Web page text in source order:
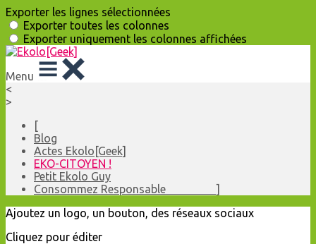
Exporter les lignes sélectionnées
Exporter toutes les colonnes
Exporter uniquement les colonnes affichées
Menu
<
>
[
Blog
Actes Ekolo[Geek]
EKO-CITOYEN !
Petit Ekolo Guy
Consommez Responsable ]
Ajoutez un logo, un bouton, des réseaux sociaux
Cliquez pour éditer